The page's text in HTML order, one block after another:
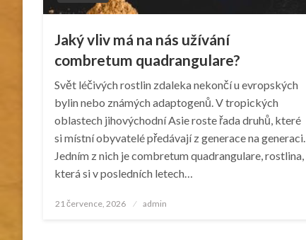
Jaký vliv má na nás užívání
combretum quadrangulare?
Svět léčivých rostlin zdaleka nekončí u evropských
bylin nebo známých adaptogenů. V tropických
oblastech jihovýchodní Asie roste řada druhů, které
si místní obyvatelé předávají z generace na generaci.
Jedním z nich je combretum quadrangulare, rostlina,
která si v posledních letech…
Posted
21 července, 2026 admin